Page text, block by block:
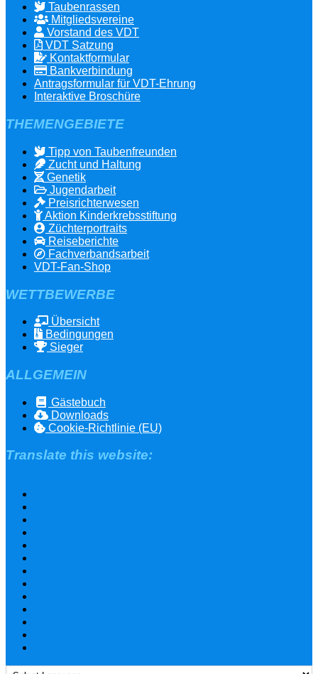
Taubenrassen
Mitgliedsvereine
Vorstand des VDT
VDT Satzung
Kontaktformular
Bankverbindung
Antragsformular für VDT-Ehrung
Interaktive Broschüre
THEMENGEBIETE
Tipp von Taubenfreunden
Zucht und Haltung
Genetik
Jugendarbeit
Preisrichterwesen
Aktion Kinderkrebsstiftung
Züchterportraits
Reiseberichte
Fachverbandsarbeit
VDT-Fan-Shop
WETTBEWERBE
Übersicht
Bedingungen
Sieger
ALLGEMEIN
Gästebuch
Downloads
Cookie-Richtlinie (EU)
Translate this website: